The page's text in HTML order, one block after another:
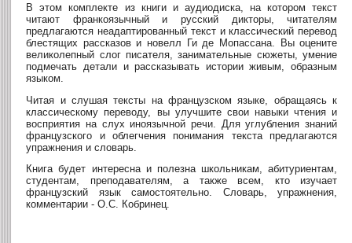
В этом комплекте из книги и аудиодиска, на котором текст
читают франкоязычный и русский дикторы, читателям
предлагаются неадаптированный текст и классический перевод
блестящих рассказов и новелл Ги де Мопассана. Вы оцените
великолепный слог писателя, занимательные сюжеты, умение
подмечать детали и рассказывать истории живым, образным
языком.
Читая и слушая тексты на французском языке, обращаясь к
классическому переводу, вы улучшите свои навыки чтения и
восприятия на слух иноязычной речи. Для углубления знаний
французского и облегчения понимания текста предлагаются
упражнения и словарь.
Книга будет интересна и полезна школьникам, абитуриентам,
студентам, преподавателям, а также всем, кто изучает
французский язык самостоятельно. Словарь, упражнения,
комментарии - О.С. Кобринец.